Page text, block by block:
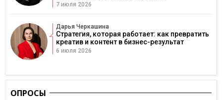
7 июля 2026
Дарья Черкашина
Стратегия, которая работает: как превратить
креатив и контент в бизнес-результат
6 июля 2026
ОПРОСЫ